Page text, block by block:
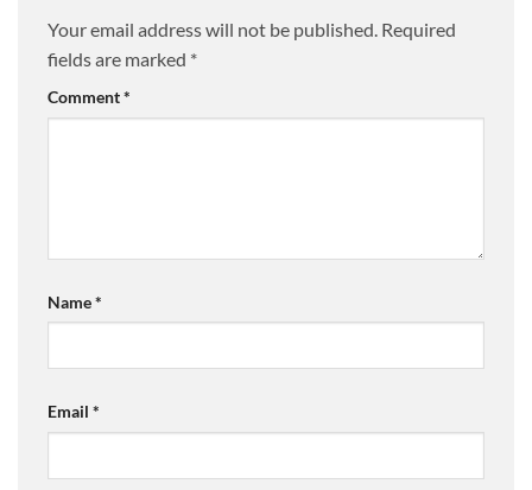
Your email address will not be published. Required
fields are marked *
Comment*
Name*
Email *